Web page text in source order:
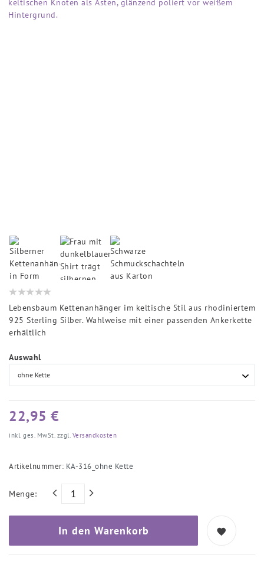
Lebensbaum Kettenanhänger im keltische Stil aus rhodiniertem
925 Sterling Silber. Wahlweise mit einer passenden Ankerkette
erhältlich
Auswahl
22,95 €
inkl. ges. MwSt. zzgl.Versandkosten
Artikelnummer: KA-316_ohne Kette
Menge:
In den Warenkorb